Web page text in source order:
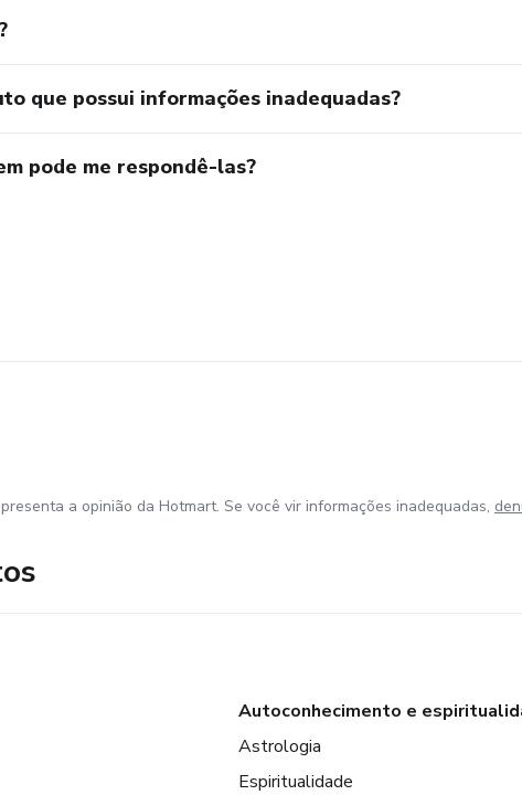
que possui informações inadequadas?
pode me respondê-las?
a opinião da Hotmart. Se você vir informações inadequadas,
Autoconhecimento e
Astrologia
Espiritualidade